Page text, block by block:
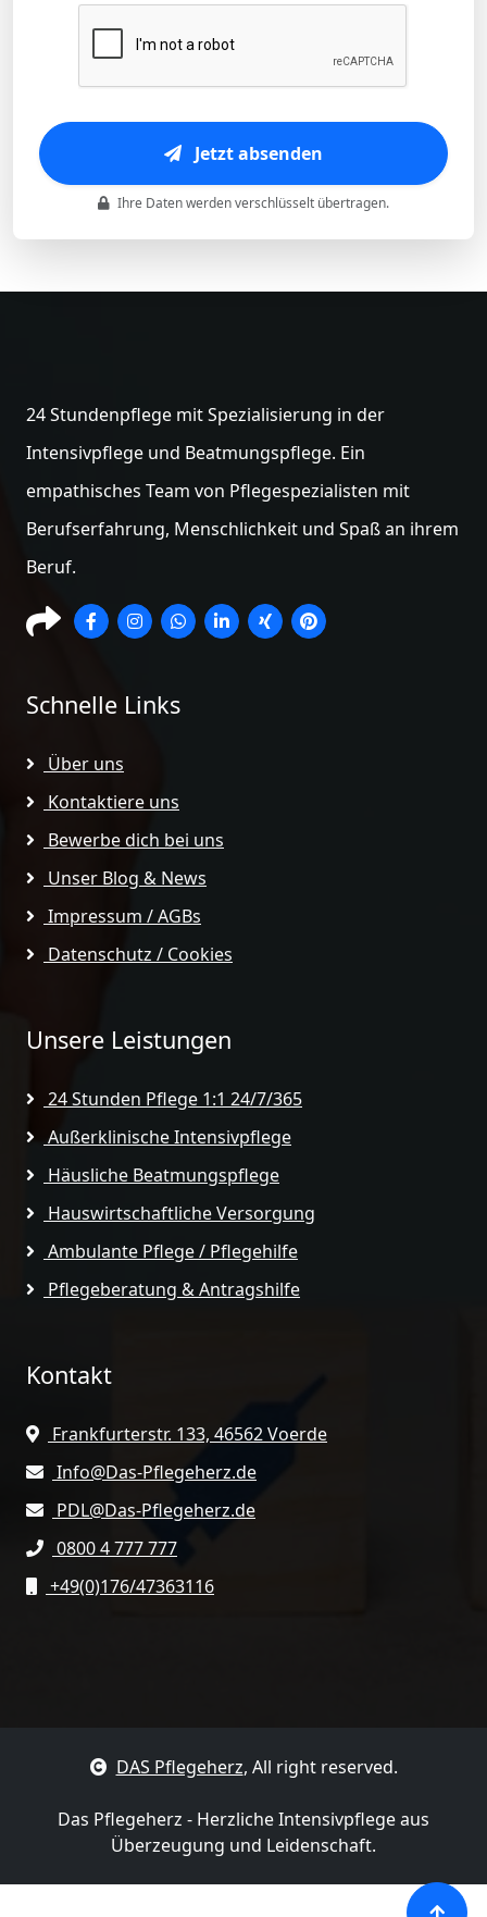
Jetzt absenden
Ihre Daten werden verschlüsselt übertragen.
24 Stundenpflege mit Spezialisierung in der
Intensivpflege und Beatmungspflege. Ein
empathisches Team von Pflegespezialisten mit
Berufserfahrung, Menschlichkeit und Spaß an ihrem
Beruf.
Schnelle Links
Über uns
Kontaktiere uns
Bewerbe dich bei uns
Unser Blog & News
Impressum / AGBs
Datenschutz / Cookies
Unsere Leistungen
24 Stunden Pflege 1:1 24/7/365
Außerklinische Intensivpflege
Häusliche Beatmungspflege
Hauswirtschaftliche Versorgung
Ambulante Pflege / Pflegehilfe
Pflegeberatung & Antragshilfe
Kontakt
Frankfurterstr. 133, 46562 Voerde
Info@Das-Pflegeherz.de
PDL@Das-Pflegeherz.de
0800 4 777 777
+49(0)176/47363116
DAS Pflegeherz, All right reserved.
Das Pflegeherz - Herzliche Intensivpflege aus
Überzeugung und Leidenschaft.